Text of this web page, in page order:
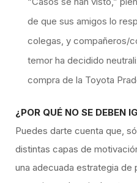
de que sus amigos lo
colegas, y compañeros/
temor ha decidido
compra de la Toyota
¿POR QUÉ NO SE DEBEN
Puedes darte cuenta que,
distintas capas de
una adecuada estrategia de